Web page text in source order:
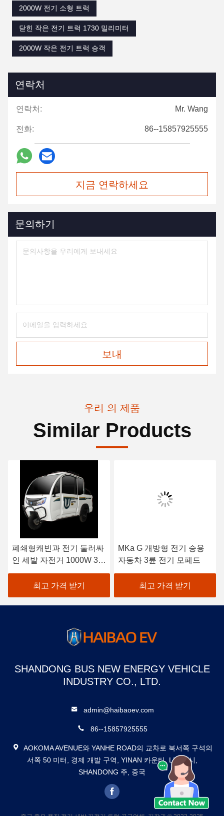
2000W 전기 소형 트럭
닫힌 작은 전기 트럭 1730 밀리미터
2000W 작은 전기 트럭 승객
연락처
연락처: Mr. Wang
전화: 86--15857925555
지금 연락하세요
문의하기
보내
우리 의 제품
Similar Products
폐쇄형캐빈과 전기 둘러싸
인 세발 자전거 1000W 3
휠 전기 세발 자전거를 여
최고 가격 받기
MKa G 개방형 전기 승용
자동차 3륜 전기 모페드
최고 가격 받기
SHANDONG BUS NEW ENERGY VEHICLE
INDUSTRY CO., LTD.
admin@haibaoev.com
86--15857925555
AOKOMA AVENUE와 YANHE ROAD의 교차로 북서쪽 구석의
서쪽 50 미터, 경제 개발 구역, YINAN 카운티, LINYI 시,
SHANDONG 주, 중국